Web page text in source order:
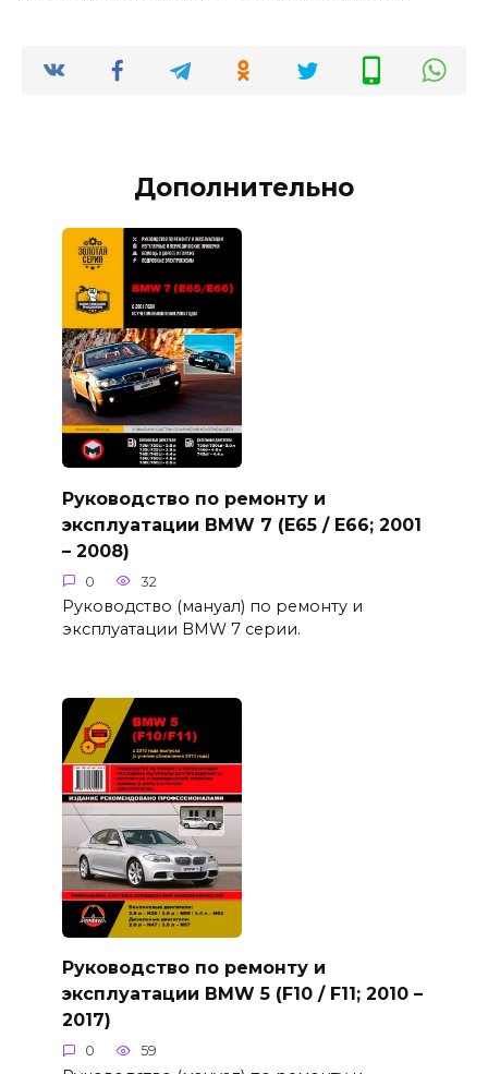
Дополнительно
Руководство по ремонту и
эксплуатации BMW 7 (E65 / E66; 2001
– 2008)
0 32
Руководство (мануал) по ремонту и
эксплуатации BMW 7 серии.
Руководство по ремонту и
эксплуатации BMW 5 (F10 / F11; 2010 –
2017)
0 59